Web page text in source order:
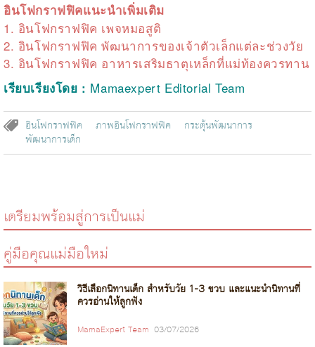
อินโฟกราฟฟิคแนะนำเพิ่มเติม
1. อินโฟกราฟฟิค เพจหมอสูติ
2. อินโฟกราฟฟิคพัฒนาการของเจ้าตัวเล็กแต่ละช่วงวัย
3. อินโฟกราฟฟิค อาหารเสริมธาตุเหล็กที่แม่ท้องควรทาน
เรียบเรียงโดย : Mamaexpert Editorial Team
อินโฟกราฟฟิค ภาพอินโฟกราฟฟิค
กระตุ้นพัฒนาการ
พัฒนาการเด็ก
เตรียมพร้อมสู่การเป็นแม่
คู่มือคุณแม่มือใหม่
วิธีเลือกนิทานเด็ก สำหรับวัย 1-3 ขวบ และแนะนำนิทานที่
ควรอ่านให้ลูกฟัง
MamaExpert Team 03/07/2026